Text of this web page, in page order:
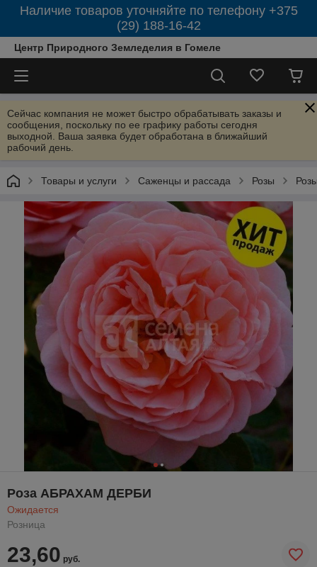
Наличие товаров уточняйте по телефону +375
(29) 188-16-42
Центр Природного Земледелия в Гомеле
Сейчас компания не может быстро обрабатывать заказы и
сообщения, поскольку по ее графику работы сегодня
выходной. Ваша заявка будет обработана в ближайший
рабочий день.
Товары и услуги Саженцы и рассада Розы
Роза АБРАХАМ ДЕРБИ
Ожидается
Розница
23,60 руб.